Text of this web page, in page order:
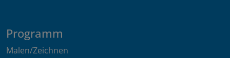
Programm
Malen/Zeichnen